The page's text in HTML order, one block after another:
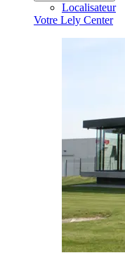
Localisateur
Votre Lely Center